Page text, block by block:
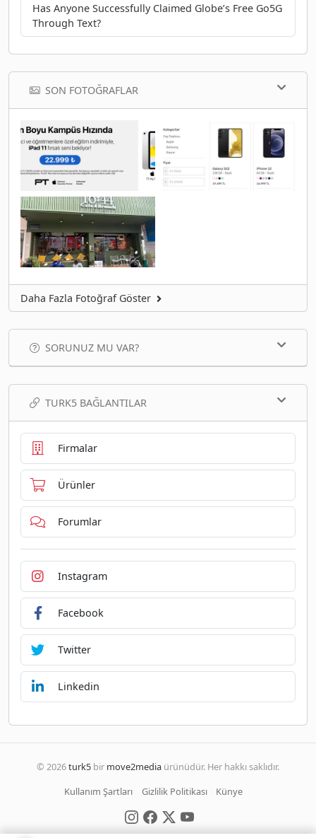
Has Anyone Successfully Claimed Globe’s Free Go5G
Through Text?
SON FOTOĞRAFLAR
Daha Fazla Fotoğraf Göster
SORUNUZ MU VAR?
TURK5 BAĞLANTILAR
Firmalar
Ürünler
Forumlar
Instagram
Facebook
Twitter
Linkedin
© 2026turk5 bir move2media ürünüdür. Her hakkı saklıdır.
Kullanım Şartları
Gizlilik Politikası Künye